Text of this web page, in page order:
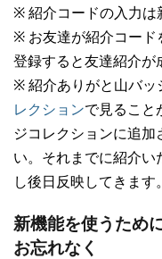
※ 紹介コードの入力は
※ お友達が紹介コード
登録すると友達紹介が
※ 紹介ありがと山バッ
レクションで見ること
ジコレクションに追
い。それまでに紹介
し後日反映してきます。
新機能を使うため
お忘れなく